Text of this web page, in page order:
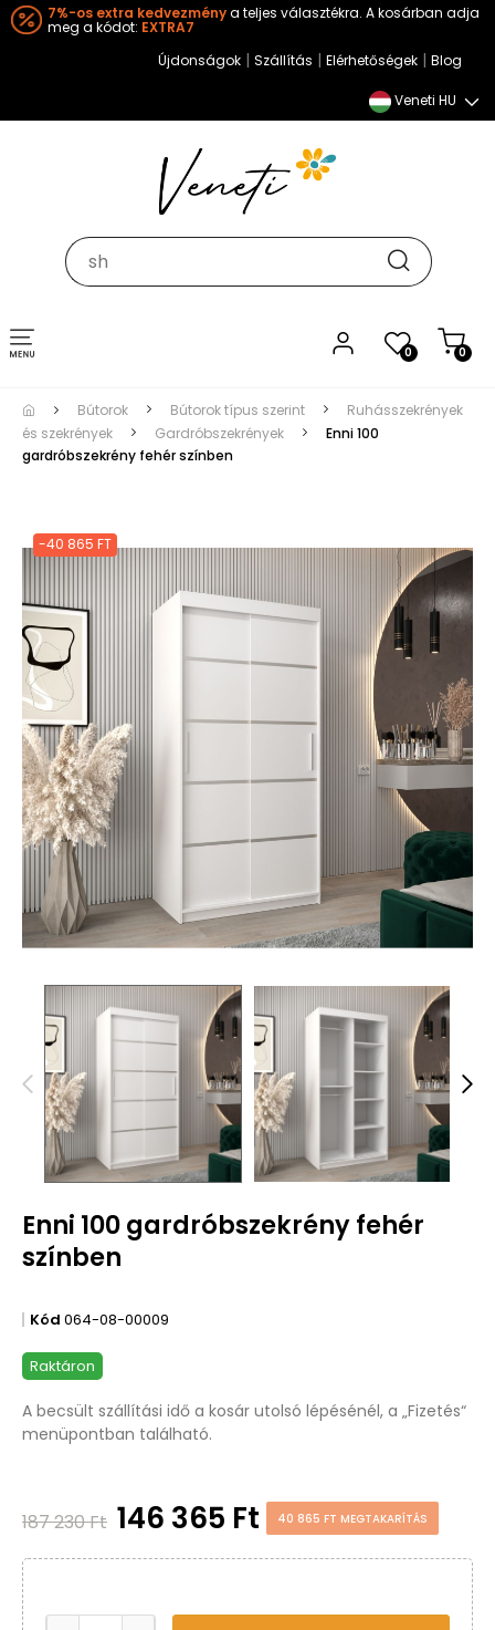
7%-os extra kedvezménya teljes választékra. A kosárban adja
meg a kódot: EXTRA7
Újdonságok | Szállítás | Elérhetőségek | Blog
Veneti HU
0 0
Toggle
navigation
Bútorok Bútorok típus szerint
Ruhásszekrények
és szekrények
Gardróbszekrények
Enni 100
gardróbszekrény fehér színben
-40 865 FT
Enni 100 gardróbszekrény fehér
színben
Kód 064-08-00009
Raktáron
A becsült szállítási idő a kosár utolsó lépésénél, a „Fizetés“
menüpontban található.
187 230 Ft 146 365 Ft 40 865 FT MEGTAKARÍTÁS